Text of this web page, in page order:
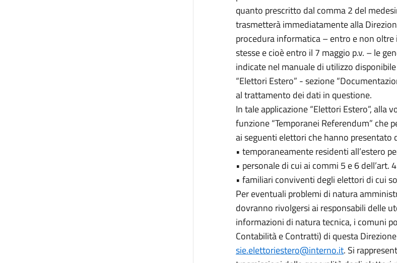
quanto prescritto dal comma 2 del
trasmetterà immediatamente alla
procedura informatica – entro e non
stesse e cioè entro il 7 maggio p.v. – le
indicate nel manuale di utilizzo
“Elettori Estero” - sezione
al trattamento dei dati in questione.
In tale applicazione “Elettori Estero”, alla
funzione “Temporanei Referendum” che
ai seguenti elettori che hanno presentato
• temporaneamente residenti all’estero
• personale di cui ai commi 5 e 6
• familiari conviventi degli elettori di cui
Per eventuali problemi di natura
dovranno rivolgersi ai responsabili delle
informazioni di natura tecnica, i comuni
Contabilità e Contratti) di questa
sie.elettoriestero@interno.it. Si